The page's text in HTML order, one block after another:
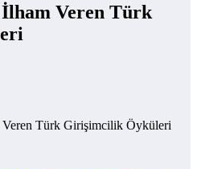
Veren Türk
Veren Türk Girişimcilik Öyküleri